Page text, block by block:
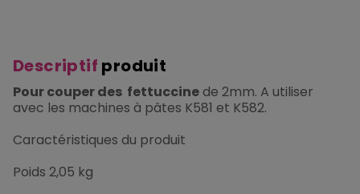
Descriptif produit
Pour couper des fettuccinede 2mm. A utiliser
avec les machines à pâtes K581 et K582.
Caractéristiques du produit
Poids 2,05 kg